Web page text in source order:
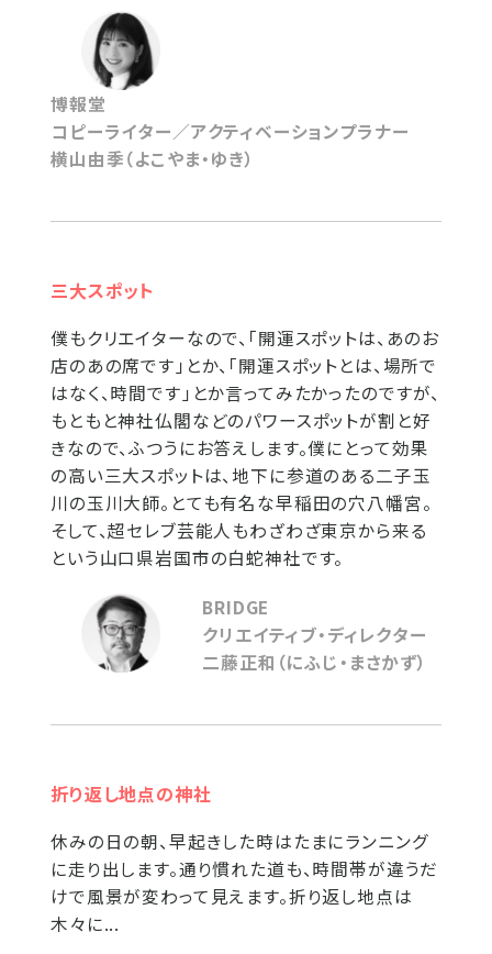
博報堂
コピーライター／アクティベーションプラナー
横山由季（よこやま・ゆき）
三大スポット
僕もクリエイターなので、「開運スポットは、あのお
店のあの席です」とか、「開運スポットとは、場所で
はなく、時間です」とか言ってみたかったのですが、
もともと神社仏閣などのパワースポットが割と好
きなので、ふつうにお答えします。僕にとって効果
の高い三大スポットは、地下に参道のある二子玉
川の玉川大師。とても有名な早稲田の穴八幡宮。
そして、超セレブ芸能人もわざわざ東京から来る
という山口県岩国市の白蛇神社です。
BRIDGE
クリエイティブ・ディレクター
二藤正和（にふじ・まさかず）
折り返し地点の神社
休みの日の朝、早起きした時はたまにランニング
に走り出します。通り慣れた道も、時間帯が違うだ
けで風景が変わって見えます。折り返し地点は
木々に...